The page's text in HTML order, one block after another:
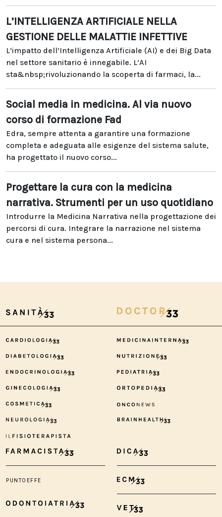
L’INTELLIGENZA ARTIFICIALE NELLA
GESTIONE DELLE MALATTIE INFETTIVE
L’impatto dell’Intelligenza Artificiale (AI) e dei Big Data
nel settore sanitario è innegabile. L’AI
sta&nbsp;rivoluzionando la scoperta di farmaci, la...
Social media in medicina. Al via nuovo
corso di formazione Fad
Edra, sempre attenta a garantire una formazione
completa e adeguata alle esigenze del sistema salute,
ha progettato il nuovo corso...
Progettare la cura con la medicina
narrativa. Strumenti per un uso quotidiano
Introdurre la Medicina Narrativa nella progettazione dei
percorsi di cura. Integrare la narrazione nel sistema
cura e nel sistema persona...